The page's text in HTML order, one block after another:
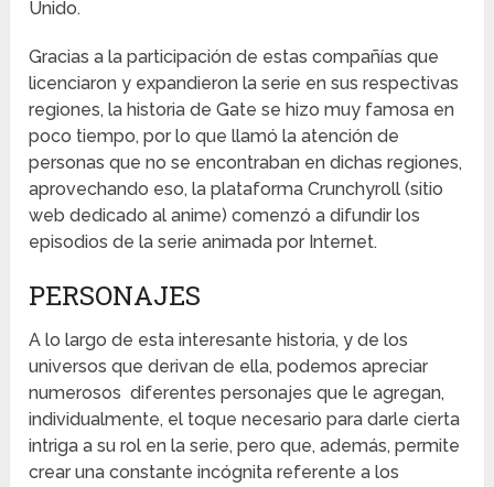
Unido.
Gracias a la participación de estas compañías que
licenciaron y expandieron la serie en sus respectivas
regiones, la historia de Gate se hizo muy famosa en
poco tiempo, por lo que llamó la atención de
personas que no se encontraban en dichas regiones,
aprovechando eso, la plataforma Crunchyroll (sitio
web dedicado al anime) comenzó a difundir los
episodios de la serie animada por Internet.
PERSONAJES
A lo largo de esta interesante historia, y de los
universos que derivan de ella, podemos apreciar
numerosos diferentes personajes que le agregan,
individualmente, el toque necesario para darle cierta
intriga a su rol en la serie, pero que, además, permite
crear una constante incógnita referente a los